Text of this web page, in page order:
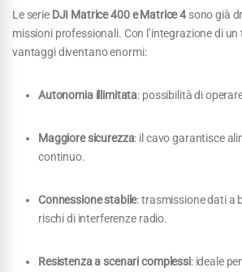
Le serie DJI Matrice 400 e Matrice 4sono già
missioni professionali. Con l’integrazione di
vantaggi diventano enormi:
Autonomia illimitata: possibilità di
Maggiore sicurezza: il cavo garantisce
continuo.
Connessione stabile: trasmissione dati a
rischi di interferenze radio.
Resistenza a scenari complessi: ideale